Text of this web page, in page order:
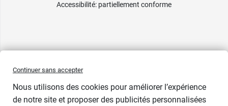
Accessibilité: partiellement conforme
Continuer sans accepter
Nous utilisons des cookies pour améliorer l’expérience
de notre site et proposer des publicités personnalisées